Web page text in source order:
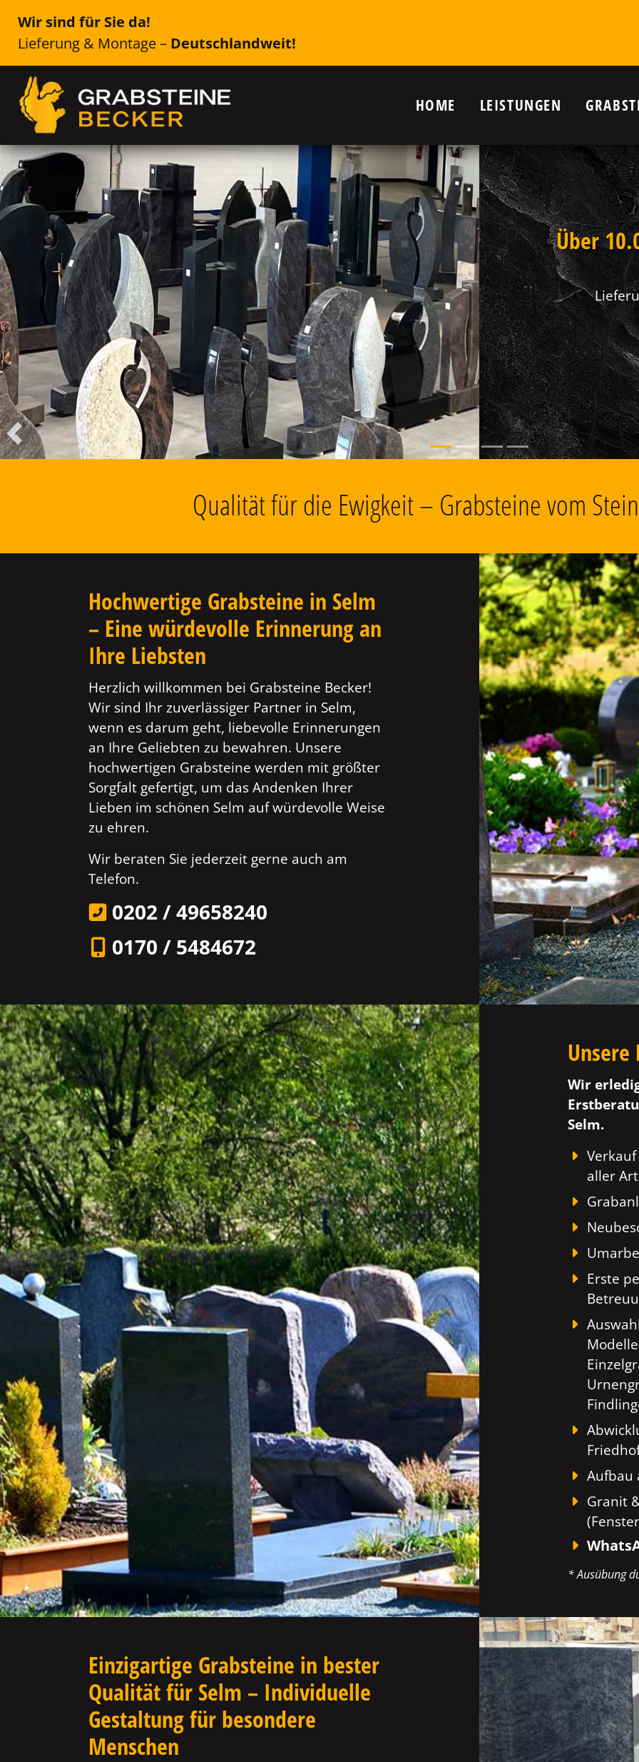
Wir sind für Sie da!
Lieferung & Montage – Deutschlandweit!
HOME LEISTUNGEN
Genau das Richtige für Ihr Grab in
Selm
Einzelsteine, Doppelsteine, Urnenanlagen,
Liegesteine, Findlinge, Kolumbarien, Grabschmuck
u.v.m.
Vorheriger
Qualität für die Ewigkeit – Grabsteine vom
Hochwertige Grabsteine in Selm
– Eine würdevolle Erinnerung an
Ihre Liebsten
Herzlich willkommen bei Grabsteine Becker!
Wir sind Ihr zuverlässiger Partner in Selm,
wenn es darum geht, liebevolle Erinnerungen
an Ihre Geliebten zu bewahren. Unsere
hochwertigen Grabsteine werden mit größter
Sorgfalt gefertigt, um das Andenken Ihrer
Lieben im schönen Selm auf würdevolle Weise
zu ehren.
Wir beraten Sie jederzeit gerne auch am
Telefon.
0202 / 49658240
0170 / 5484672
Unsere
Wir
Selm.
aller Art
Erste
Aufbau
Granit
* Ausübung
Einzigartige Grabsteine in bester
Qualität für Selm – Individuelle
Gestaltung für besondere
Menschen